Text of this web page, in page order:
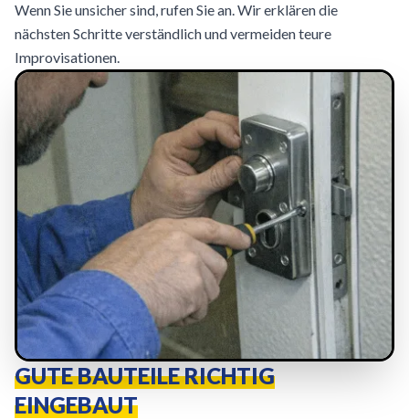
Wenn Sie unsicher sind, rufen Sie an. Wir erklären die
nächsten Schritte verständlich und vermeiden teure
Improvisationen.
GUTE BAUTEILE RICHTIG
EINGEBAUT